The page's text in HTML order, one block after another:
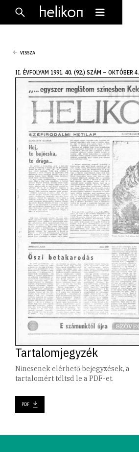
VISSZA
II. ÉVFOLYAM 1991. 40. (92.) SZÁM – OKTÓBER 4.
Tartalomjegyzék
Nincsenek elérhető bejegyzések, a
tartalomért töltsd le a PDF-et.
PDF